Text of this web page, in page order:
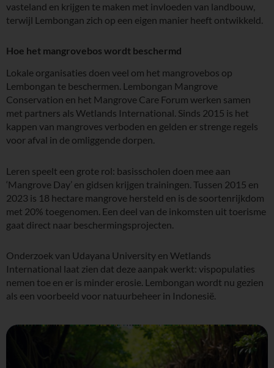
vasteland en krijgen te maken met invloeden van landbouw,
terwijl Lembongan zich op een eigen manier heeft ontwikkeld.
Hoe het mangrovebos wordt beschermd
Lokale organisaties doen veel om het mangrovebos op
Lembongan te beschermen. Lembongan Mangrove
Conservation en het Mangrove Care Forum werken samen
met partners als Wetlands International. Sinds 2015 is het
kappen van mangroves verboden en gelden er strenge regels
voor afval in de omliggende dorpen.
Leren speelt een grote rol: basisscholen doen mee aan
‘Mangrove Day’ en gidsen krijgen trainingen. Tussen 2015 en
2023 is 18 hectare mangrove hersteld en is de soortenrijkdom
met 20% toegenomen. Een deel van de inkomsten uit toerisme
gaat direct naar beschermingsprojecten.
Onderzoek van Udayana University en Wetlands
International laat zien dat deze aanpak werkt: vispopulaties
nemen toe en er is minder erosie. Lembongan wordt nu gezien
als een voorbeeld voor natuurbeheer in Indonesië.